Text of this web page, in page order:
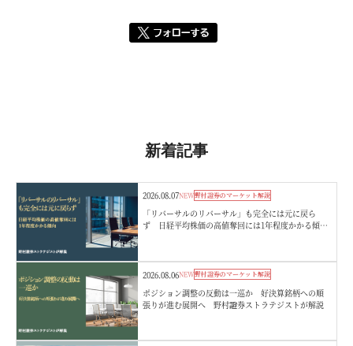
新着記事
2026.08.07NEW野村證券のマーケット解説
「リバーサルのリバーサル」も完全には元に戻ら
ず 日経平均株価の高値奪回には1年程度かかる傾
2026.08.06NEW野村證券のマーケット解説
ポジション調整の反動は一巡か 好決算銘柄への順
張りが進む展開へ 野村證券ストラテジストが解説